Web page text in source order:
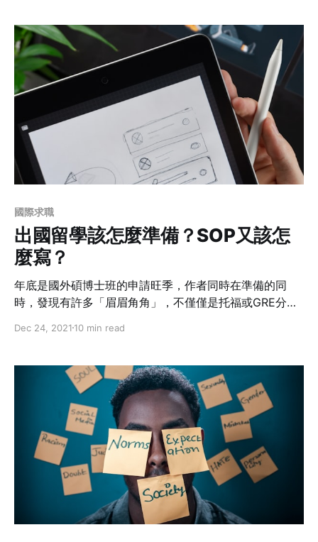
國際求職
出國留學該怎麼準備？SOP又該怎
麼寫？
年底是國外碩博士班的申請旺季，作者同時在準備的同
時，發現有許多「眉眉角角」，不僅僅是托福或GRE分數
備作品集或寫作範例，讓人混亂和焦頭爛額。但是，在準
系？找到原因後就能梳理寫作，並順利申請學校。
Dec 24, 2021 10 min read